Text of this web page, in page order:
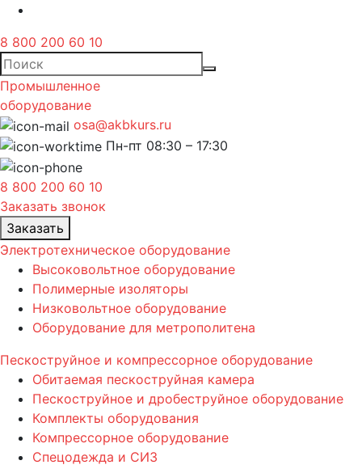
8 800 200 60 10
Промышленное
оборудование
osa@akbkurs.ru
Пн-пт 08:30 – 17:30
8 800 200 60 10
Заказать звонок
Заказать
Электротехническое оборудование
Высоковольтное оборудование
Полимерные изоляторы
Низковольтное оборудование
Оборудование для метрополитена
Пескоструйное и компрессорное оборудование
Обитаемая пескоструйная камера
Пескоструйное и дробеструйное оборудование
Комплекты оборудования
Компрессорное оборудование
Спецодежда и СИЗ